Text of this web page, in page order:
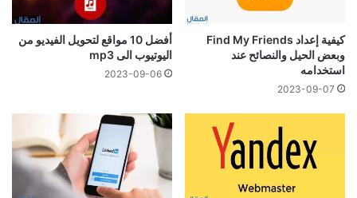
كيفية إعداد Find My Friends
وبعض الحيل والنصائح عند
استخدامه
2023-09-07
أفضل 10 مواقع لتحويل الفيديو من
اليوتيوب الى mp3
2023-09-06